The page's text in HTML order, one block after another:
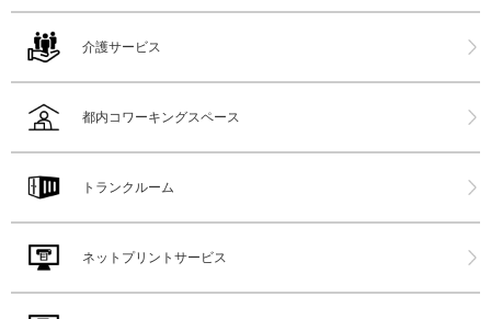
介護サービス
都内コワーキングスペース
トランクルーム
ネットプリントサービス